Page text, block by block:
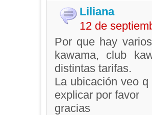
Liliana
12 de
Por que hay
kawama, club
distintas tarifas.
La ubicación veo
explicar por favor
gracias